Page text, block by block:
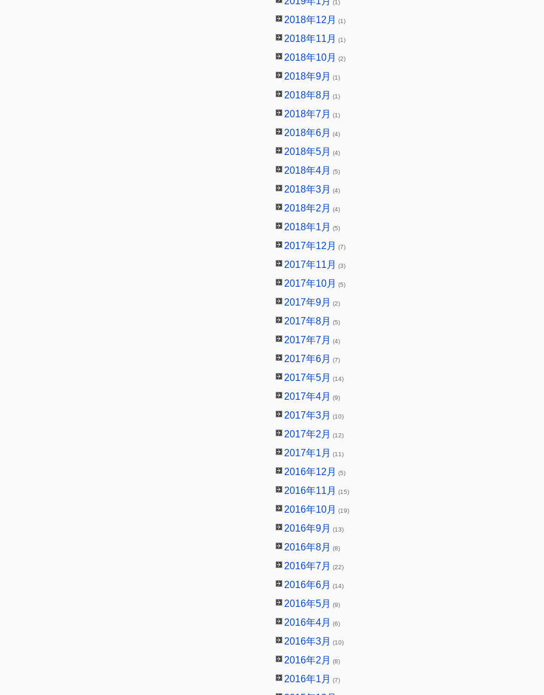
(1)
2018年12月 (1)
2018年11月 (1)
2018年10月 (2)
2018年9月 (1)
2018年8月 (1)
2018年7月 (1)
2018年6月 (4)
2018年5月 (4)
2018年4月 (5)
2018年3月 (4)
2018年2月 (4)
2018年1月 (5)
2017年12月 (7)
2017年11月 (3)
2017年10月 (5)
2017年9月 (2)
2017年8月 (5)
2017年7月 (4)
2017年6月 (7)
2017年5月 (14)
2017年4月 (9)
2017年3月 (10)
2017年2月 (12)
2017年1月 (11)
2016年12月 (5)
2016年11月 (15)
2016年10月 (19)
2016年9月 (13)
2016年8月 (8)
2016年7月 (22)
2016年6月 (14)
2016年5月 (9)
2016年4月 (6)
2016年3月 (10)
2016年2月 (8)
2016年1月 (7)